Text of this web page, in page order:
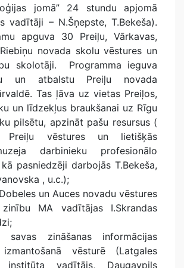
jomā” 24 stundu apjomā
vadītāji – N.Šņepste, T.Bekeša).
apguva 30 Preiļu, Vārkavas,
novada skolu vēstures un
skolotāji. Programma ieguva
un atbalstu Preiļu novada
Tas ļāva uz vietas Preiļos,
un līdzekļus braukšanai uz Rīgu
pilsētu, apzināt pašu resursus (
Preiļu vēstures un lietišķās
darbinieku profesionālo
pasniedzēji darbojās T.Bekeša,
, u.c.);
un Auces novadu vēstures
MA vadītājas I.Skrandas
savas zināšanas informācijas
vēsturē (Latgales
institūta vadītājs, Daugavpils